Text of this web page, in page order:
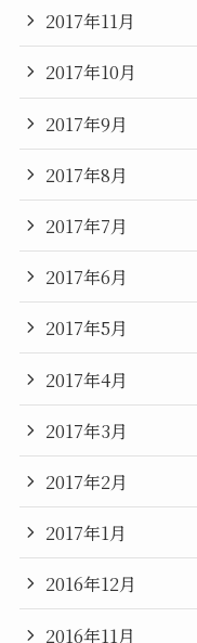
2017年11月
2017年10月
2017年9月
2017年8月
2017年7月
2017年6月
2017年5月
2017年4月
2017年3月
2017年2月
2017年1月
2016年12月
2016年11月